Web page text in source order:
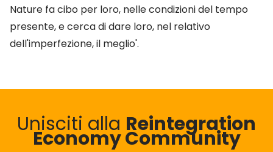
Nature fa cibo per loro, nelle condizioni del tempo
presente, e cerca di dare loro, nel relativo
dell'imperfezione, il meglio'.
Unisciti alla Reintegration
Economy Community